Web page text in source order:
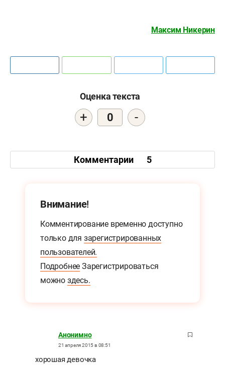
Максим Никерин
Оценка текста
+ 0 -
Комментарии 5
Внимание!
Комментирование временно доступно
только для зарегистрированных
пользователей.
Подробнее Зарегистрироваться
можно здесь.
Анонимно
21 апреля 2015 в 08:51
хорошая девочка